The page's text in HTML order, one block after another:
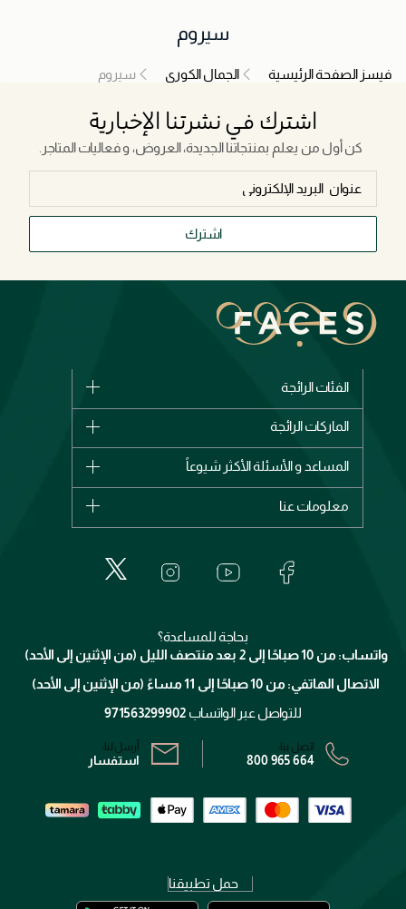
سيروم
فيسز الصفحة الرئيسية الجمال الكوري سيروم
اشترك في نشرتنا الإخبارية
كن أول من يعلم بمنتجاتنا الجديدة، العروض، و فعاليات المتاجر.
اشترك
الفئات الرائجة
الأكثر مبيعاً
اشترِ بطاقة هدية
الماركات الرائجة
بربري
إيف سان لوران
المساعد و الأسئلة الأكثر شيوعاً
الإرجاع
معلومات عنا
خدمات المعارض
برنامج الولاء ميوز
الشروط و الأحكام
سياسة الخصوصية
بحاجة للمساعدة؟
واتساب: من 10 صباحًا إلى 2 بعد منتصف الليل (من الإثنين إلى الأحد)
الاتصال الهاتفي: من 10 صباحًا إلى 11 مساءً (من الإثنين إلى الأحد)
للتواصل عبر الواتساب 971563299902
اتصل بنا:
800 965 664
أرسل لنا:
استفسار
حمل تطبيقنا